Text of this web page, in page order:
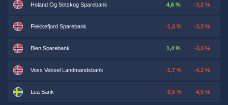
Holand Og Setskog Sparebank 4,6 % -3,2 %
Flekkefjord Sparebank -1,3 % -3,3 %
Bien Sparebank 1,4 % -3,3 %
Voss Veksel Landmandsbank -1,7 % -4,2 %
Lea Bank -0,5 % -4,5 %